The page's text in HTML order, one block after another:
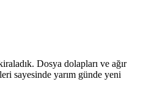
Dosya dolapları ve ağır
sayesinde yarım günde yeni